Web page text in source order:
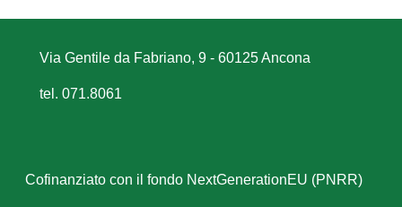
Via Gentile da Fabriano, 9 - 60125 Ancona
tel. 071.8061
Cofinanziato con il fondo NextGenerationEU (PNRR)